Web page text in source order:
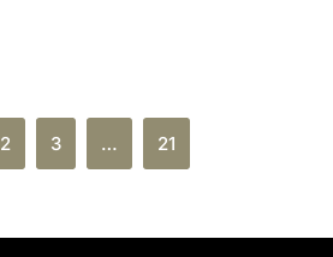
2 3 … 21